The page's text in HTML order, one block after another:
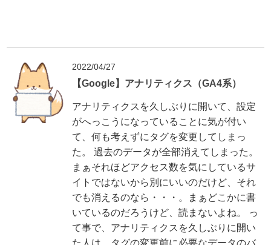
2022/04/27
【Google】アナリティクス（GA4系）
アナリティクスを久しぶりに開いて、設定
がへっこうになっていることに気が付い
て、何も考えずにタグを変更してしまっ
た。 過去のデータが全部消えてしまった。
まぁそれほどアクセス数を気にしているサ
イトではないから別にいいのだけど、それ
でも消えるのなら・・・。まぁどこかに書
いているのだろうけど、読まないよね。 っ
て事で、アナリティクスを久しぶりに開い
た人は、タグの変更前に必要なデータのバ